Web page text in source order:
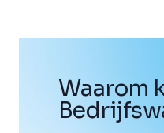
Waarom